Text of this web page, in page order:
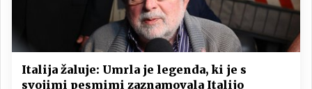
Italija žaluje: Umrla je legenda, ki je s
svojimi pesmimi zaznamovala Italijo